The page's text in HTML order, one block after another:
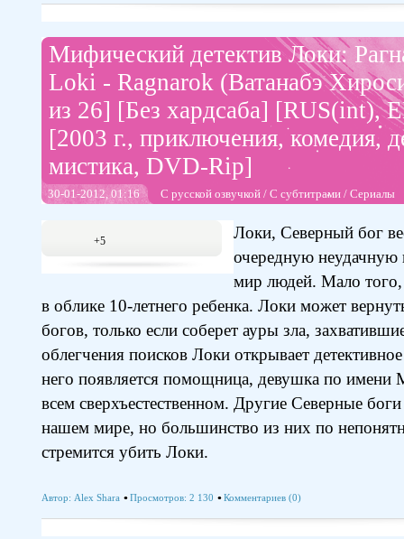
Мифический детектив Локи:
Loki - Ragnarok (Ватанабэ
из 26] [Без хардсаба] [RUS(int),
[2003 г., приключения, комедия,
мистика, DVD-Rip]
30-01-2012, 01:16 С русской озвучкой / С субтитрами / Сериалы
+5
Локи, Северный бог
очередную
мир людей. Мало
в облике 10-летнего ребенка. Локи может
богов, только если соберет ауры зла,
облегчения поисков Локи открывает
него появляется помощница, девушка по
всем сверхъестественном. Другие Северные
нашем мире, но большинство из них по
стремится убить Локи.
Автор: Alex Shara Просмотров: 2 130 Комментариев (0)